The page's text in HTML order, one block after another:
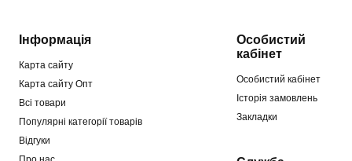
Інформація
Карта сайту
Карта сайту Опт
Всі товари
Популярні категорії товарів
Відгуки
Особистий
кабінет
Особистий кабінет
Історія замовлень
Закладки